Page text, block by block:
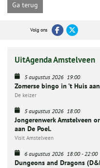
Ga terug
Volg ons
UitAgenda Amstelveen
5 augustus 2026 19:00
Zomerse bingo in ’t Huis
De keizer
5 augustus 2026 18:00
Jongerenwerk Amstelveen
aan De Poel.
Visit Amstelveen
6 augustus 2026 18:00-22:00
Dungeons and Dragons